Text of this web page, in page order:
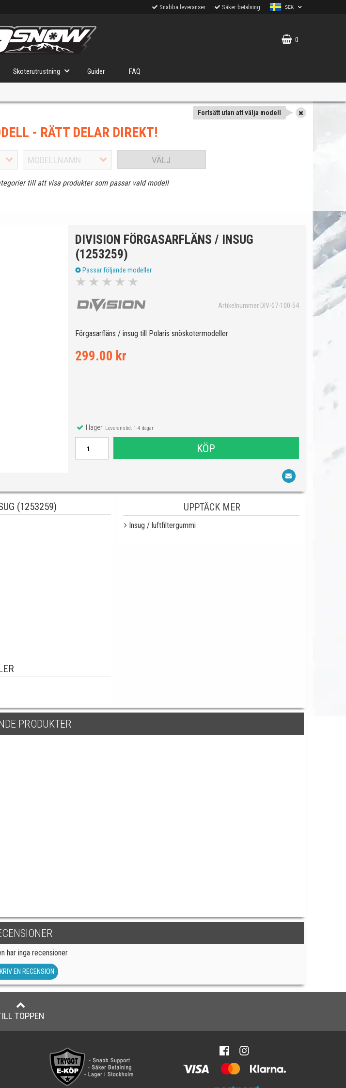
Snabba leveranser Säker betalning SEK
0
Skoterutrustning Guider FAQ
Fortsätt utan att välja modell
- RÄTT DELAR DIREKT!
VÄLJ
till att visa produkter som passar vald modell
DIVISION FÖRGASARFLÄNS / INSUG
(1253259)
Passar följande modeller
★ ★ ★ ★ ★
Artikelnummer DIV-07-100-54
Förgasarfläns / insug till Polaris snöskotermodeller
299.00 kr
I lagerLeveranstid: 1-4 dagar
KÖP
(1253259) UPPTÄCK MER
Insug / luftfiltergummi
PRODUKTER
har inga recensioner
EN RECENSION
TOPPEN